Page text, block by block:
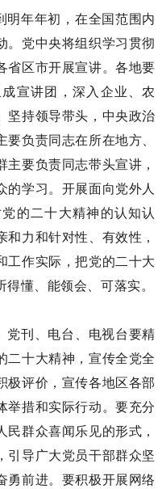
年年初，在全国范围内
。党中央将组织学习贯彻
省区市开展宣讲。各地要
宣讲团，深入企业、农
坚持领导带头，中央政治
负责同志在所在地方、
要负责同志带头宣讲，
的学习。开展面向党外人
的二十大精神的认知认
力和针对性、有效性，
工作实际，把党的二十大
懂、能领会、可落实。
党刊、电台、电视台要精
二十大精神，宣传全党全
极评价，宣传各地区各部
举措和实际行动。要充分
群众喜闻乐见的形式，
引导广大党员干部群众坚
勇前进。要积极开展网络